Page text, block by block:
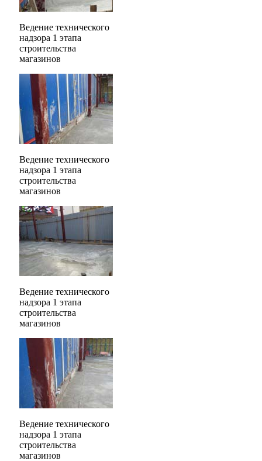
Ведение технического
надзора 1 этапа
строительства
магазинов
Ведение технического
надзора 1 этапа
строительства
магазинов
Ведение технического
надзора 1 этапа
строительства
магазинов
Ведение технического
надзора 1 этапа
строительства
магазинов